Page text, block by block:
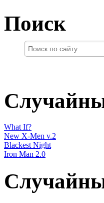
Поиск
What If?
New X-Men v.2
Blackest Night
Iron Man 2.0